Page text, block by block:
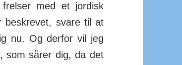
med et jor­disk
beskrevet, svare til at
nu. Og derfor vil jeg
som sårer dig, da det